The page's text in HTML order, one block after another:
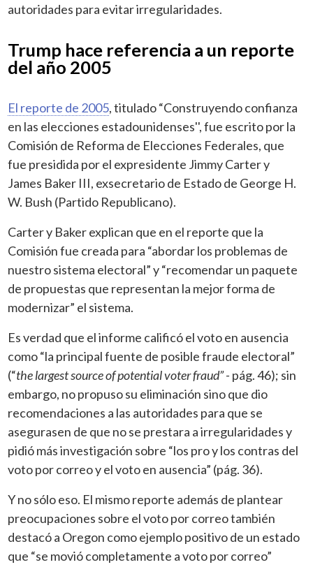
autoridades para evitar irregularidades.
Trump hace referencia a un reporte
del año 2005
El reporte de 2005, titulado “Construyendo confianza
en las elecciones estadounidenses'', fue escrito por la
Comisión de Reforma de Elecciones Federales, que
fue presidida por el expresidente Jimmy Carter y
James Baker III, exsecretario de Estado de George H.
W. Bush (Partido Republicano).
Carter y Baker explican que en el reporte que la
Comisión fue creada para “abordar los problemas de
nuestro sistema electoral” y “recomendar un paquete
de propuestas que representan la mejor forma de
modernizar” el sistema.
Es verdad que el informe calificó el voto en ausencia
como “la principal fuente de posible fraude electoral”
(“the largest source of potential voter fraud” - pág. 46); sin
embargo, no propuso su eliminación sino que dio
recomendaciones a las autoridades para que se
asegurasen de que no se prestara a irregularidades y
pidió más investigación sobre “los pro y los contras del
voto por correo y el voto en ausencia” (pág. 36).
Y no sólo eso. El mismo reporte además de plantear
preocupaciones sobre el voto por correo también
destacó a Oregon como ejemplo positivo de un estado
que “se movió completamente a voto por correo”